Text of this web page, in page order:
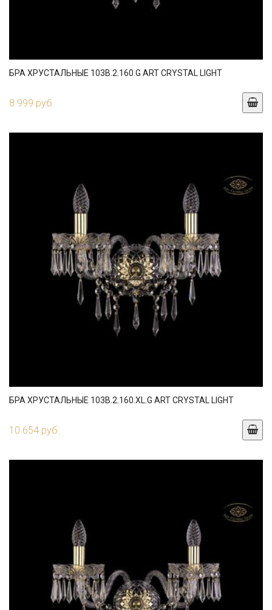
БРА ХРУСТАЛЬНЫЕ 103B.2.160.G ART CRYSTAL LIGHT
8 999 руб.
БРА ХРУСТАЛЬНЫЕ 103B.2.160.XL.G ART CRYSTAL LIGHT
10 654 руб.